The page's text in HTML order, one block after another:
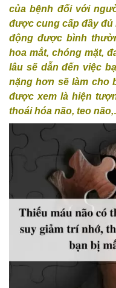
của bệnh đối với
được cung cấp đầy đủ
động được bình
hoa mắt, chóng mặt,
lâu sẽ dẫn đến việc
nặng hơn sẽ làm cho
được xem là hiện
thoái hóa não, teo